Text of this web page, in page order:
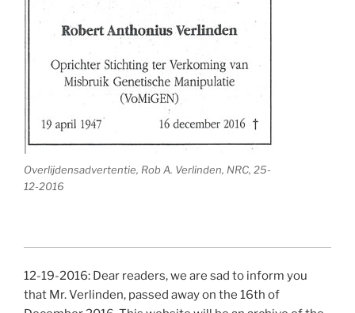
Overlijdensadvertentie, Rob A. Verlinden, NRC, 25-
12-2016
12-19-2016: Dear readers, we are sad to inform you
that Mr. Verlinden, passed away on the 16th of